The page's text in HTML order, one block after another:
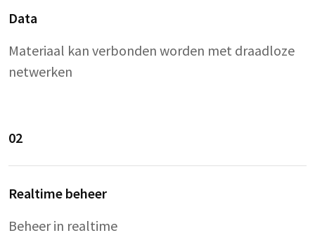
Data
Materiaal kan verbonden worden met draadloze
netwerken
02
Realtime beheer
Beheer in realtime